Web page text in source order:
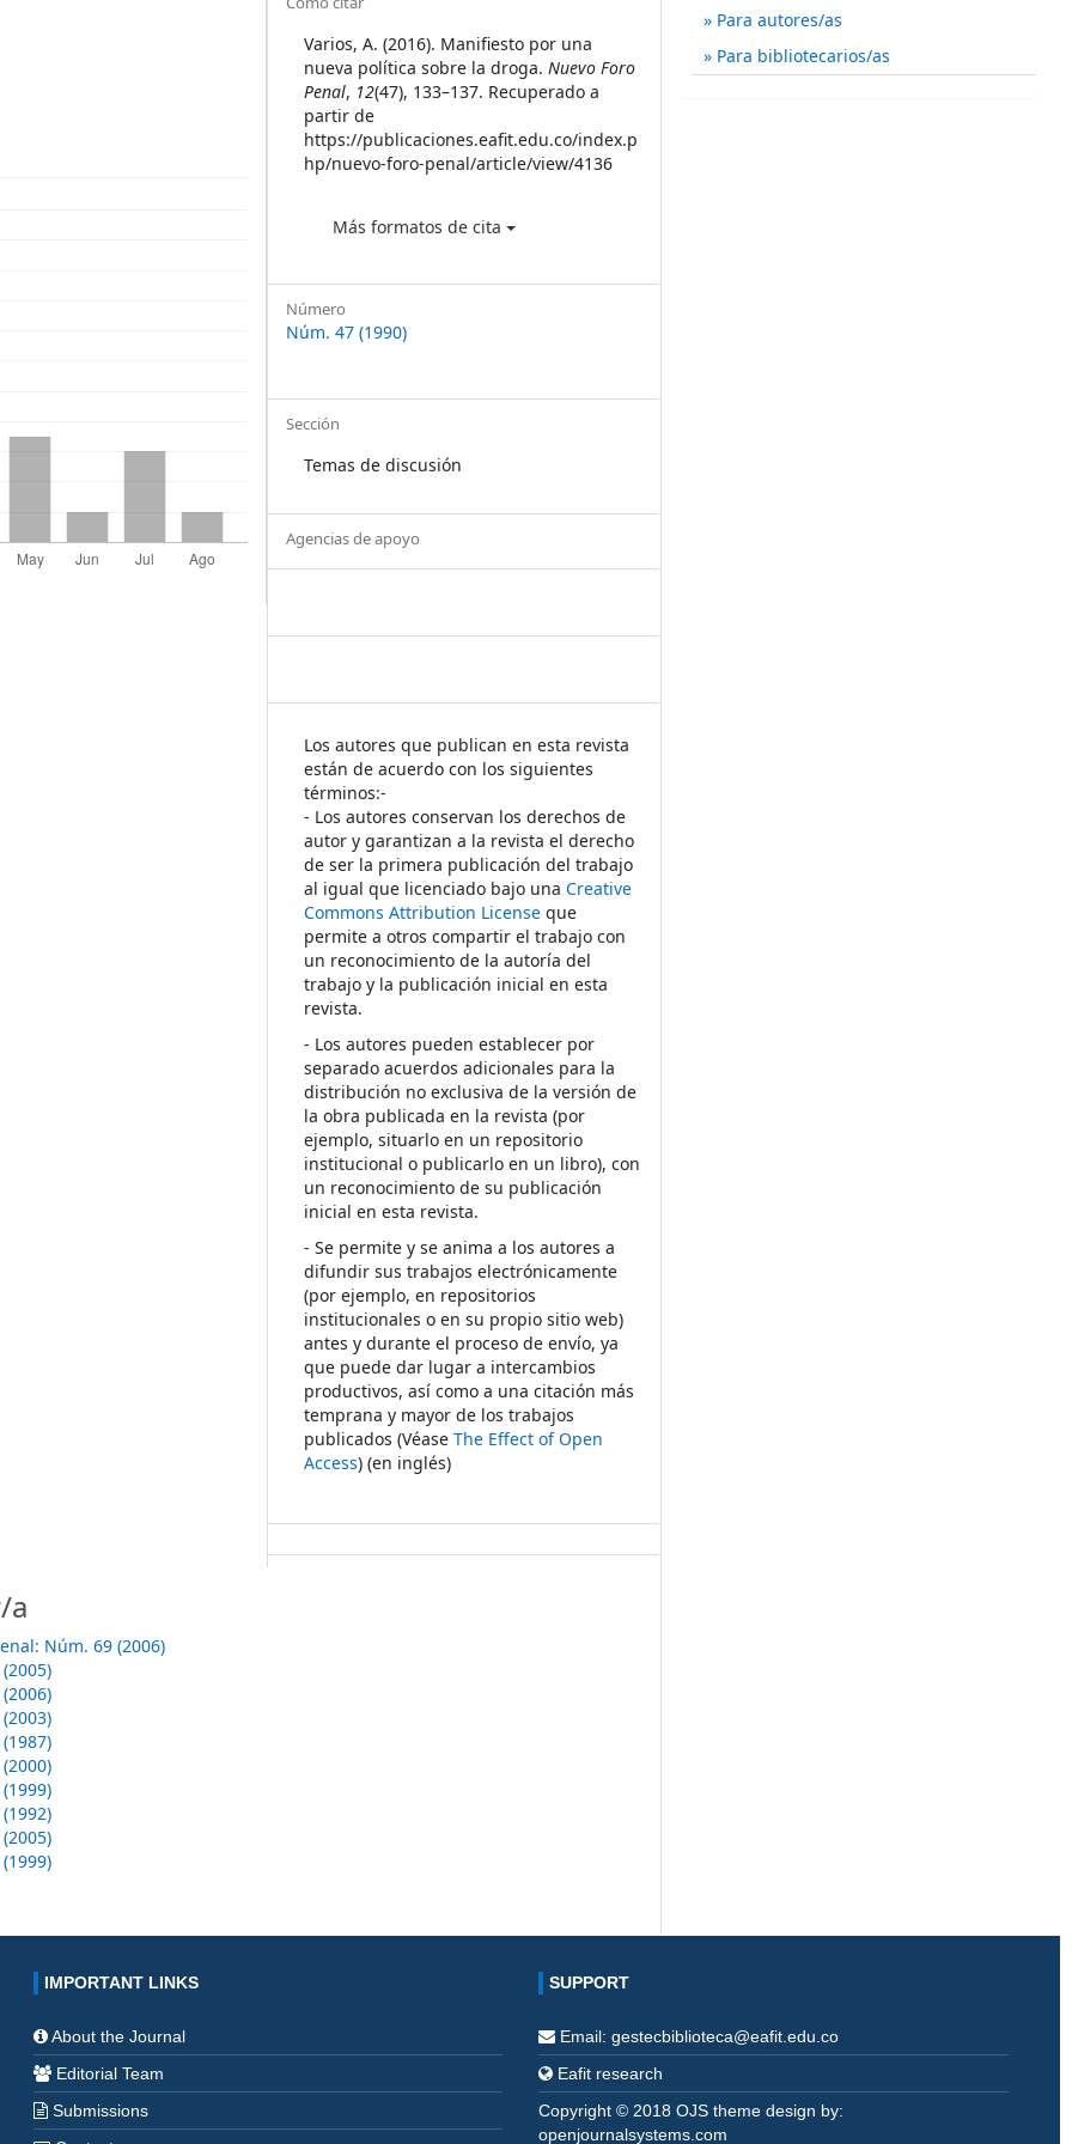
Details
Varios, A. (2016). Manifiesto por una
nueva política sobre la droga.Nuevo Foro
Penal, 12(47), 133–137. Recuperado a
partir de
https://publicaciones.eafit.edu.co/index.p
hp/nuevo-foro-penal/article/view/4136
Más formatos de cita
Número
Núm. 47 (1990)
Sección
Temas de discusión
Agencias de apoyo
Los autores que publican en esta revista
están de acuerdo con los siguientes
términos:-
- Los autores conservan los derechos de
autor y garantizan a la revista el derecho
de ser la primera publicación del trabajo
al igual que licenciado bajo unaCreative
Commons Attribution License que
permite a otros compartir el trabajo con
un reconocimiento de la autoría del
trabajo y la publicación inicial en esta
revista.
- Los autores pueden establecer por
separado acuerdos adicionales para la
distribución no exclusiva de la versión de
la obra publicada en la revista (por
ejemplo, situarlo en un repositorio
institucional o publicarlo en un libro), con
un reconocimiento de su publicación
inicial en esta revista.
- Se permite y se anima a los autores a
difundir sus trabajos electrónicamente
(por ejemplo, en repositorios
institucionales o en su propio sitio web)
antes y durante el proceso de envío, ya
que puede dar lugar a intercambios
productivos, así como a una citación más
temprana y mayor de los trabajos
publicados (VéaseThe Effect of Open
Access) (en inglés)
a
Núm. 69 (2006)
Para autores/as
Para bibliotecarios/as
IMPORTANT LINKS
About the Journal
Editorial Team
Submissions
SUPPORT
Email: gestecbiblioteca@eafit.edu.co
Eafit research
Copyright © 2018 OJS theme design by:
openjournalsystems.com